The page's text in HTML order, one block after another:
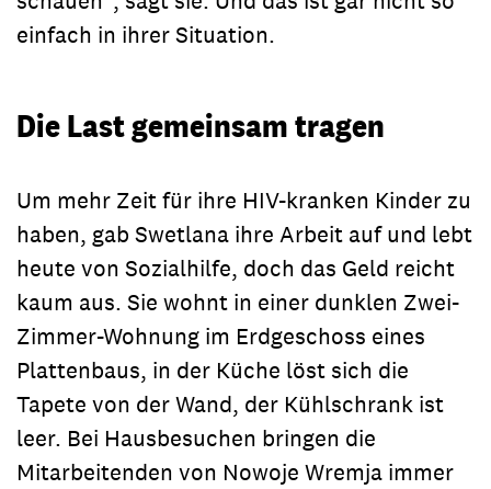
einfach in ihrer Situation.
Die Last gemeinsam tragen
Um mehr Zeit für ihre HIV-kranken Kinder zu
haben, gab Swetlana ihre Arbeit auf und lebt
heute von Sozialhilfe, doch das Geld reicht
kaum aus. Sie wohnt in einer dunklen Zwei-
Zimmer-Wohnung im Erdgeschoss eines
Plattenbaus, in der Küche löst sich die
Tapete von der Wand, der Kühlschrank ist
leer. Bei Hausbesuchen bringen die
Mitarbeitenden von Nowoje Wremja immer